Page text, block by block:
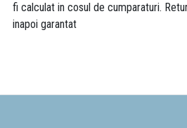
fi calculat in cosul de cumparaturi.
inapoi garantat